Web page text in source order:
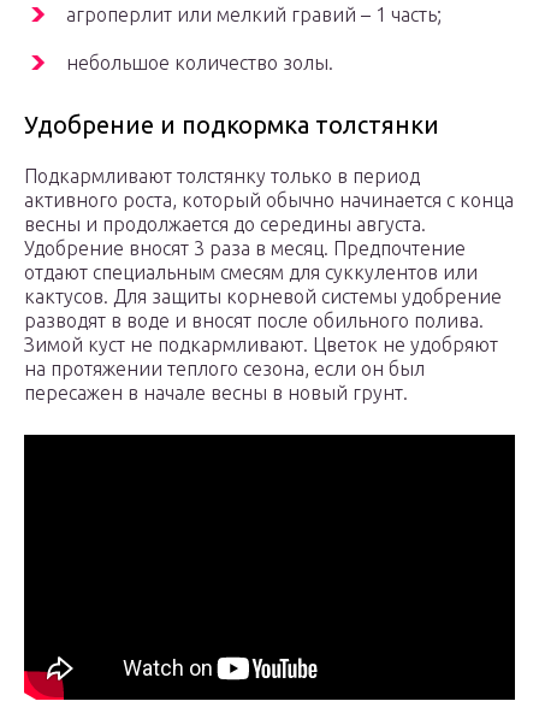
агроперлит или мелкий гравий – 1 часть;
небольшое количество золы.
Удобрение и подкормка толстянки
Подкармливают толстянку только в период
активного роста, который обычно начинается с конца
весны и продолжается до середины августа.
Удобрение вносят 3 раза в месяц. Предпочтение
отдают специальным смесям для суккулентов или
кактусов. Для защиты корневой системы удобрение
разводят в воде и вносят после обильного полива.
Зимой куст не подкармливают. Цветок не удобряют
на протяжении теплого сезона, если он был
пересажен в начале весны в новый грунт.